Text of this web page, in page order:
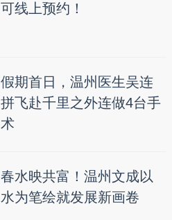
可线上预约！
假期首日，温州医生吴连
拼飞赴千里之外连做4台手
术
春水映共富！温州文成以
水为笔绘就发展新画卷